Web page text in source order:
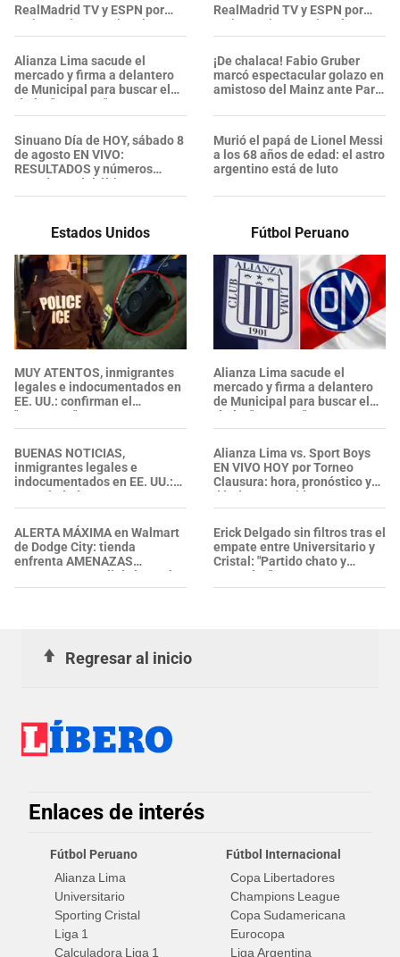
RealMadrid TV y ESPN por
amistoso internacional
Alianza Lima sacude el
mercado y firma a delantero
de Municipal para buscar el
título: "Contrato"
Sinuano Día de HOY, sábado 8
de agosto EN VIVO:
RESULTADOS y números
ganadores del último sorteo
RealMadrid TV y ESPN por
amistoso internacional
¡De chalaca! Fabio Gruber
marcó espectacular golazo en
amistoso del Mainz ante Paris
Murió el papá de Lionel Messi
a los 68 años de edad: el astro
argentino está de luto
Estados Unidos
MUY ATENTOS, inmigrantes
legales e indocumentados en
EE. UU.: confirman el
"CRITERIO" DE ICE para
OCULTAR O MOSTRAR
corporales
BUENAS NOTICIAS,
inmigrantes legales e
indocumentados en EE. UU.:
esta ciudad propone una
MORATORIA temporal para
IMPEDIR NUEVOS CENTROS
de detención de ICE
ALERTA MÁXIMA en Walmart
de Dodge City: tienda
enfrenta AMENAZAS
VIOLENTAS y policía investiga
Fútbol Peruano
Alianza Lima sacude el
mercado y firma a delantero
de Municipal para buscar el
título: "Contrato"
Alianza Lima vs. Sport Boys
EN VIVO HOY por Torneo
Clausura: hora, pronóstico y
dónde ver partido
Erick Delgado sin filtros tras el
empate entre Universitario y
Cristal: "Partido chato y
mezquino"
Regresar al inicio
Enlaces de interés
Fútbol Peruano
Alianza Lima
Universitario
Sporting Cristal
Liga 1
Calculadora Liga 1
Fútbol Internacional
Copa Libertadores
Champions League
Copa Sudamericana
Eurocopa
Liga Argentina